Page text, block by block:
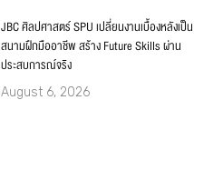
JBC ศิลปศาสตร์ SPU เปลี่ยนงานเบื้องหลังเป็น
สนามฝึกมืออาชีพ สร้าง Future Skills ผ่าน
ประสบการณ์จริง
August 6, 2026